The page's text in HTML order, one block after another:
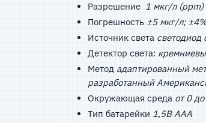
Разрешение 1 мкг/л (ppm)
Погрешность ±5 мкг/л;
Источник света
Детектор света:
Метод адаптированный
разработанный
Окружающая среда от 0
Тип батарейки 1,5В AAA